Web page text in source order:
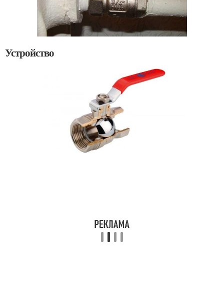
Устройство